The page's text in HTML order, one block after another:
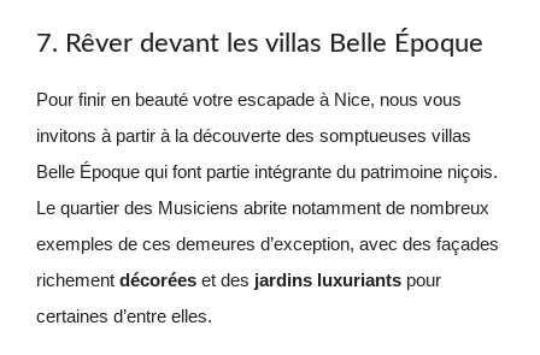
7. Rêver devant les villas Belle Époque
Pour finir en beauté votre escapade à Nice, nous vous
invitons à partir à la découverte des somptueuses villas
Belle Époque qui font partie intégrante du patrimoine niçois.
Le quartier des Musiciens abrite notamment de nombreux
exemples de ces demeures d’exception, avec des façades
richement décorées et des jardins luxuriants pour
certaines d’entre elles.